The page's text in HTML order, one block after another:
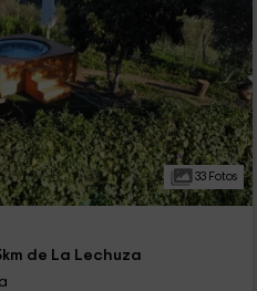
33 Fotos
de La Lechuza